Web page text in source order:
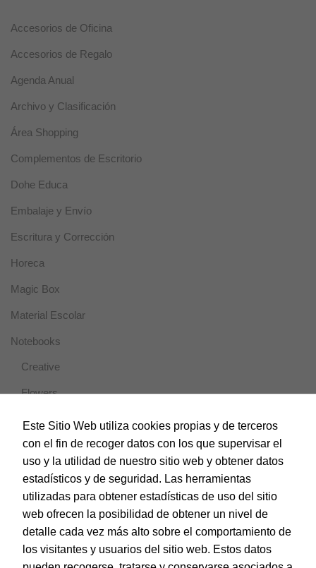
Accesorios de Oficina
Accesorios de Regalo
Agenda Anual
Archivo y Clasificación
Área Shopping
Complementos de Escritorio
Dohe Educa
Embalaje y Envío
Escritura y Corrección
Horeca
Magic Box
Material Escolar
Notebooks
Creative
Flowers
Modernist
Officer
Travel
Vesta Nature
Papel y Manipulados
Protección y Presentación
Este Sitio Web utiliza cookies propias y de terceros
con el fin de recoger datos con los que supervisar el
uso y la utilidad de nuestro sitio web y obtener datos
estadísticos y de seguridad. Las herramientas
utilizadas para obtener estadísticas de uso del sitio
web ofrecen la posibilidad de obtener un nivel de
detalle cada vez más alto sobre el comportamiento de
los visitantes y usuarios del sitio web. Estos datos